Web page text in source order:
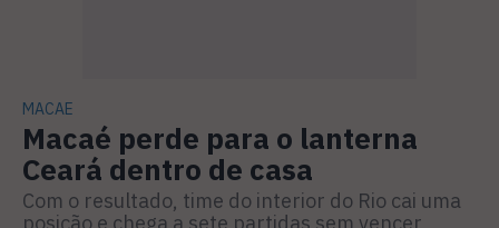
MACAE
Macaé perde para o lanterna
Ceará dentro de casa
Com o resultado, time do interior do Rio cai uma